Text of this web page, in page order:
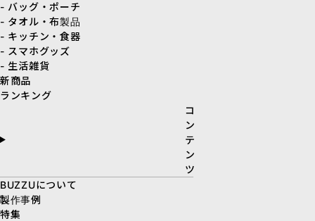
- バッグ・ポーチ
- タオル・布製品
- キッチン・食器
- スマホグッズ
- 生活雑貨
新商品
ランキング
コ
ン
テ
ン
ツ
BUZZUについて
製作事例
特集